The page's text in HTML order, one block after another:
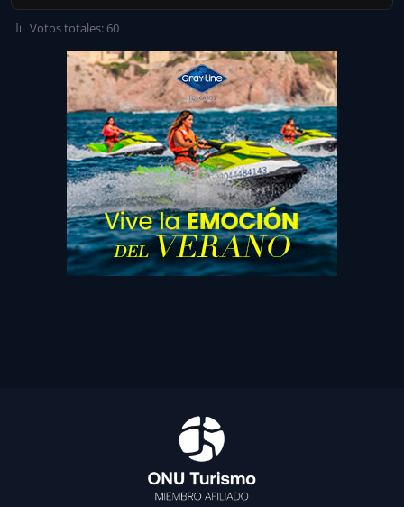
Votos totales: 60